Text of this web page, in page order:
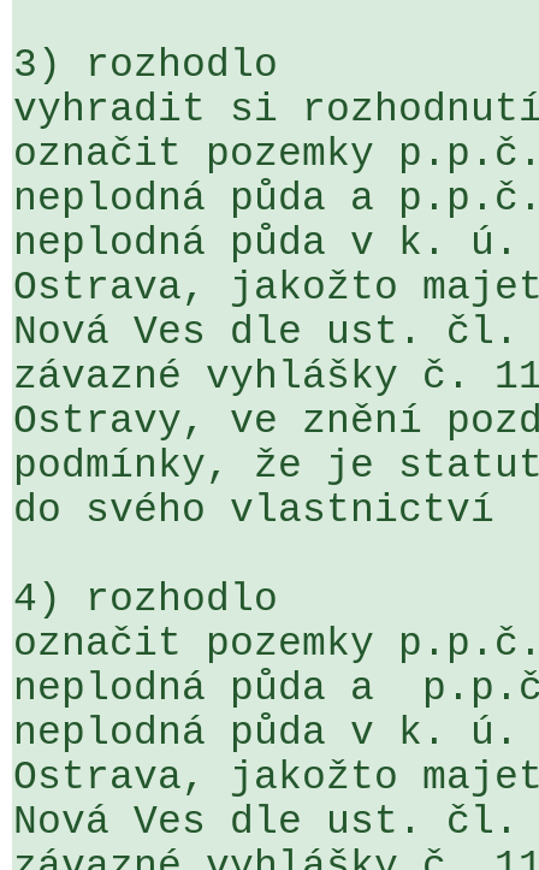
3) rozhodlo
vyhradit si
označit pozemky
neplodná půda a
neplodná půda v k. ú.
Ostrava, jakožto
Nová Ves dle ust. čl.
závazné vyhlášky č.
Ostravy, ve znění
podmínky, že je
do svého vlastnictví
4) rozhodlo
označit pozemky
neplodná půda a
neplodná půda v k. ú.
Ostrava, jakožto
Nová Ves dle ust. čl.